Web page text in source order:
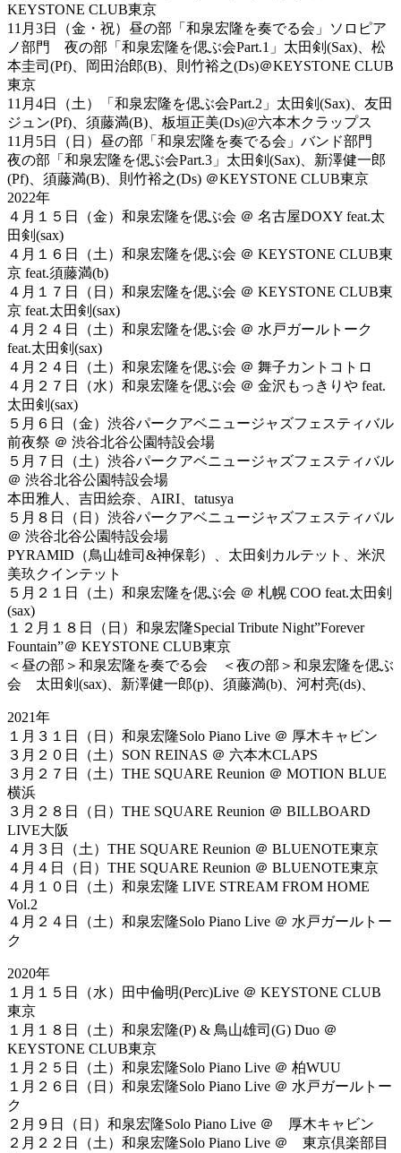
KEYSTONE CLUB東京
11月3日（金・祝）昼の部「和泉宏隆を奏でる会」ソロピア
ノ部門 夜の部「和泉宏隆を偲ぶ会Part.1」太田剣(Sax)、松
本圭司(Pf)、岡田治郎(B)、則竹裕之(Ds)＠KEYSTONE CLUB
東京
11月4日（土）「和泉宏隆を偲ぶ会Part.2」太田剣(Sax)、友田
ジュン(Pf)、須藤満(B)、板垣正美(Ds)@六本木クラップス
11月5日（日）昼の部「和泉宏隆を奏でる会」バンド部門
夜の部「和泉宏隆を偲ぶ会Part.3」太田剣(Sax)、新澤健一郎
(Pf)、須藤満(B)、則竹裕之(Ds) ＠KEYSTONE CLUB東京
2022年
４月１５日（金）和泉宏隆を偲ぶ会 ＠ 名古屋DOXY feat.太
田剣(sax)
４月１６日（土）和泉宏隆を偲ぶ会 ＠ KEYSTONE CLUB東
京 feat.須藤満(b)
４月１７日（日）和泉宏隆を偲ぶ会 ＠ KEYSTONE CLUB東
京 feat.太田剣(sax)
４月２４日（土）和泉宏隆を偲ぶ会 ＠ 水戸ガールトーク
feat.太田剣(sax)
４月２４日（土）和泉宏隆を偲ぶ会 ＠ 舞子カントコトロ
４月２７日（水）和泉宏隆を偲ぶ会 ＠ 金沢もっきりや feat.
太田剣(sax)
５月６日（金）渋谷パークアベニュージャズフェスティバル
前夜祭 ＠ 渋谷北谷公園特設会場
５月７日（土）渋谷パークアベニュージャズフェスティバル
＠ 渋谷北谷公園特設会場
本田雅人、吉田絵奈、AIRI、tatusya
５月８日（日）渋谷パークアベニュージャズフェスティバル
＠ 渋谷北谷公園特設会場
PYRAMID（鳥山雄司&神保彰）、太田剣カルテット、米沢
美玖クインテット
５月２１日（土）和泉宏隆を偲ぶ会 ＠ 札幌 COO feat.太田剣
(sax)
１２月１８日（日）和泉宏隆Special Tribute Night”Forever
Fountain”＠ KEYSTONE CLUB東京
＜昼の部＞和泉宏隆を奏でる会 ＜夜の部＞和泉宏隆を偲ぶ
会 太田剣(sax)、新澤健一郎(p)、須藤満(b)、河村亮(ds)、
2021年
１月３１日（日）和泉宏隆Solo Piano Live ＠ 厚木キャビン
３月２０日（土）SON REINAS ＠ 六本木CLAPS
３月２７日（土）THE SQUARE Reunion ＠ MOTION BLUE
横浜
３月２８日（日）THE SQUARE Reunion ＠ BILLBOARD
LIVE大阪
４月３日（土）THE SQUARE Reunion ＠ BLUENOTE東京
４月４日（日）THE SQUARE Reunion ＠ BLUENOTE東京
４月１０日（土）和泉宏隆 LIVE STREAM FROM HOME
Vol.2
４月２４日（土）和泉宏隆Solo Piano Live ＠ 水戸ガールトー
ク
2020年
１月１５日（水）田中倫明(Perc)Live ＠ KEYSTONE CLUB
東京
１月１８日（土）和泉宏隆(P) & 鳥山雄司(G) Duo ＠
KEYSTONE CLUB東京
１月２５日（土）和泉宏隆Solo Piano Live ＠ 柏WUU
１月２６日（日）和泉宏隆Solo Piano Live ＠ 水戸ガールトー
ク
２月９日（日）和泉宏隆Solo Piano Live ＠ 厚木キャビン
２月２２日（土）和泉宏隆Solo Piano Live ＠ 東京倶楽部目